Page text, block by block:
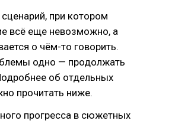
при котором
всё еще невозможно, а
о чём-то говорить.
одно — продолжать
об отдельных
прочитать ниже.
прогресса в сюжетных